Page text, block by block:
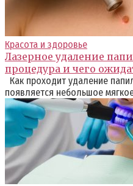
Красота и здоровье
Лазерное удаление
процедура и чего
Как проходит удаление
появляется небольшое